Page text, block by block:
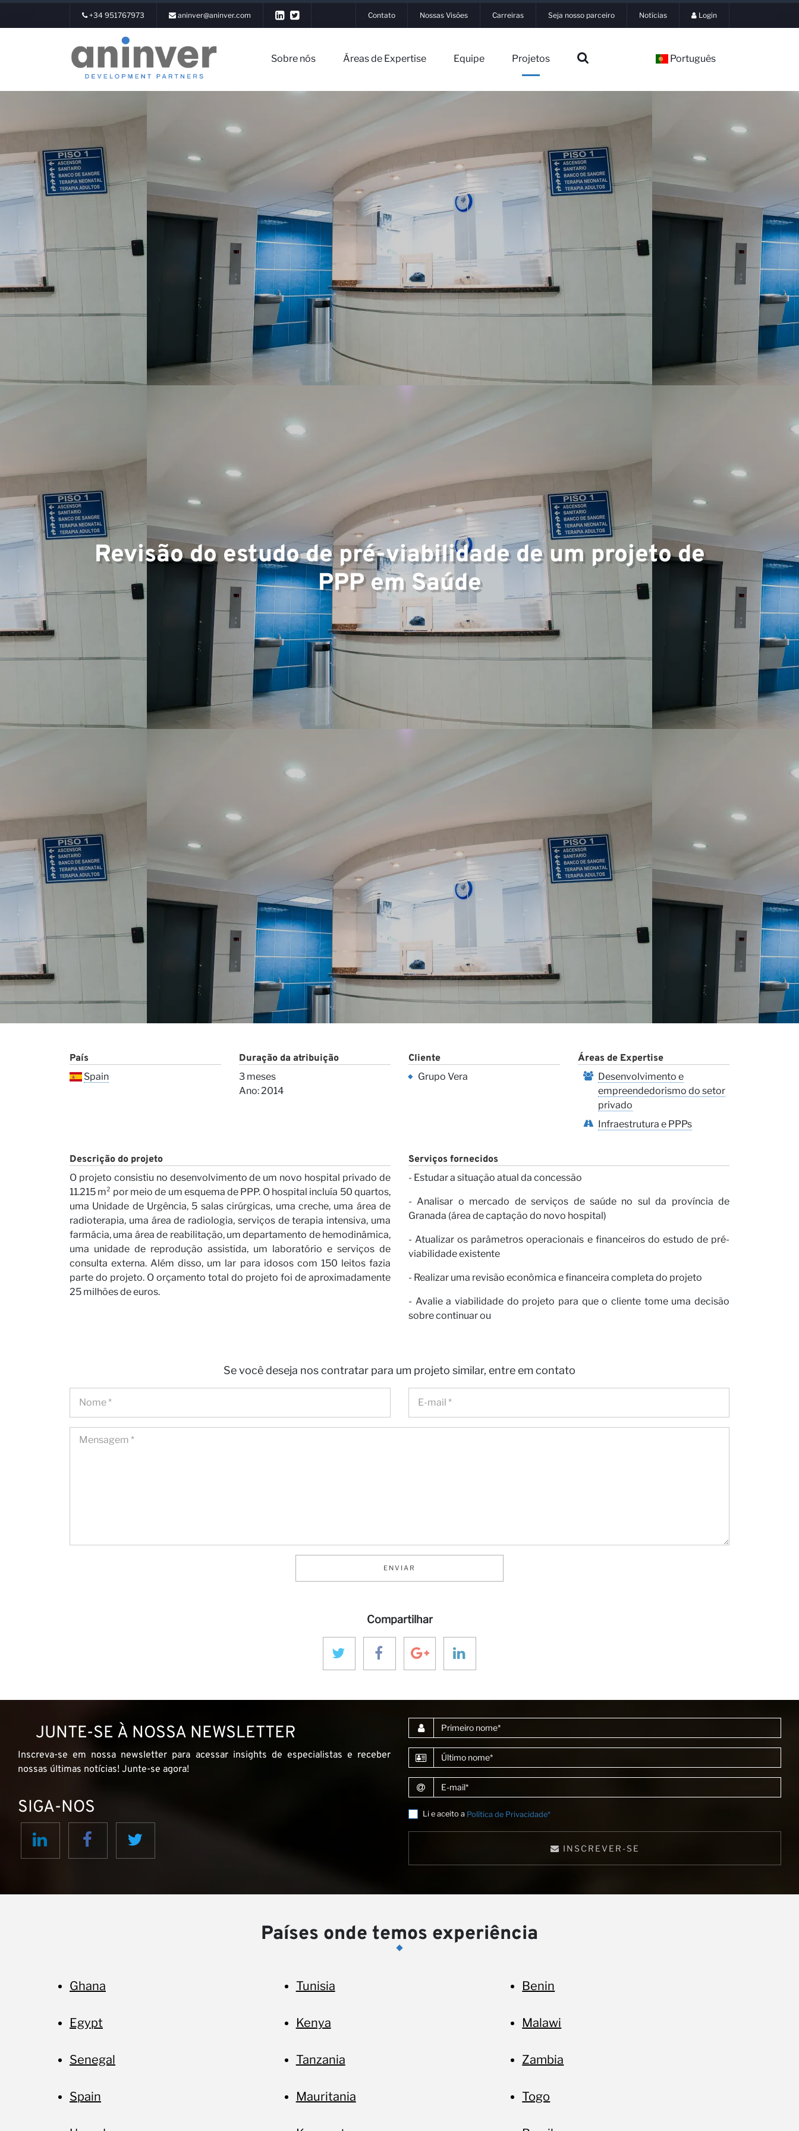
+34 951767973 aninver@aninver.com Contato Nossas Visões Carreiras Seja nosso parceiro Notícias Login
Sobre nós Áreas de Expertise Equipe Projetos Português
Login
Sobre nós
Áreas de Expertise
Equipe
Projetos
Contato
Nossas Visões
Carreiras
Seja nosso parceiro
Notícias
Revisão do estudo de pré-viabilidade de um projeto de
PPP em Saúde
País
Spain
Duração da atribuição
3 meses
Ano: 2014
Cliente
Grupo Vera
Áreas de Expertise
Desenvolvimento e
empreendedorismo do setor
privado
Infraestrutura e PPPs
Descrição do projeto
O projeto consistiu no desenvolvimento de um novo hospital privado de
11.215 m² por meio de um esquema de PPP. O hospital incluía 50 quartos,
uma Unidade de Urgência, 5 salas cirúrgicas, uma creche, uma área de
radioterapia, uma área de radiologia, serviços de terapia intensiva, uma
farmácia, uma área de reabilitação, um departamento de hemodinâmica,
uma unidade de reprodução assistida, um laboratório e serviços de
consulta externa. Além disso, um lar para idosos com 150 leitos fazia
parte do projeto. O orçamento total do projeto foi de aproximadamente
25 milhões de euros.
Serviços fornecidos
- Estudar a situação atual da concessão
- Analisar o mercado de serviços de saúde no sul da província de
Granada (área de captação do novo hospital)
- Atualizar os parâmetros operacionais e financeiros do estudo de pré-
viabilidade existente
- Realizar uma revisão econômica e financeira completa do projeto
- Avalie a viabilidade do projeto para que o cliente tome uma decisão
sobre continuar ou
Se você deseja nos contratar para um projeto similar, entre em contato
ENVIAR
Compartilhar
JUNTE-SE À NOSSA NEWSLETTER
Inscreva-se em nossa newsletter para acessar insights de especialistas e receber
nossas últimas notícias! Junte-se agora!
SIGA-NOS
Primeiro nome
Último nome
E-mail
Li e aceito a Política de Privacidade*
INSCREVER-SE
Países onde temos experiência
Ghana Tunisia Benin
Egypt Kenya Malawi
Senegal Tanzania Zambia
Spain Mauritania Togo